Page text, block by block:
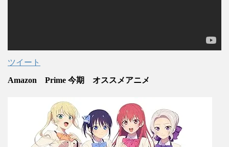
ツイート
Amazon Prime 今期 オススメアニメ